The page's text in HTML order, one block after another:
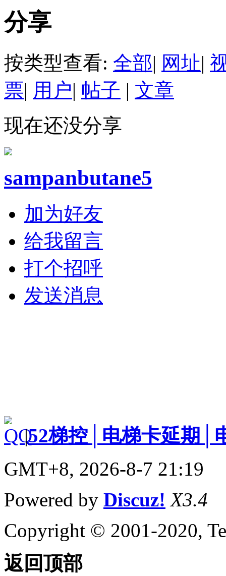
分享
按类型查看: 全部| 网址|
票| 用户| 帖子 | 文章
现在还没分享
sampanbutane5
加为好友
给我留言
打个招呼
发送消息
|52梯控│电梯卡延期│
GMT+8, 2026-8-7 21:19
Powered by Discuz! X3.4
Copyright © 2001-2020,
返回顶部